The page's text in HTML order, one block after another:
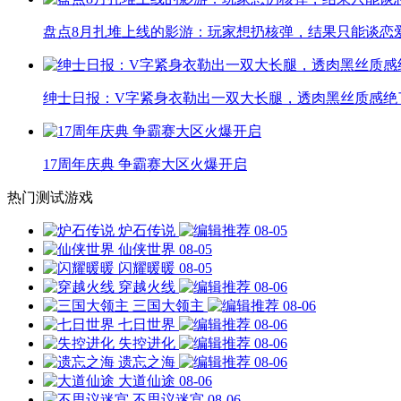
盘点8月扎堆上线的影游：玩家想扔核弹，结果只能谈恋
绅士日报：V字紧身衣勒出一双大长腿，透肉黑丝质感绝
17周年庆典 争霸赛大区火爆开启
热门测试游戏
炉石传说
08-05
仙侠世界 08-05
闪耀暖暖 08-05
穿越火线
08-06
三国大领主
08-06
七日世界
08-06
失控进化
08-06
遗忘之海
08-06
大道仙途 08-06